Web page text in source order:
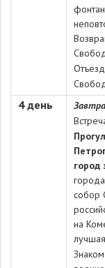
4 день
город
собор
на